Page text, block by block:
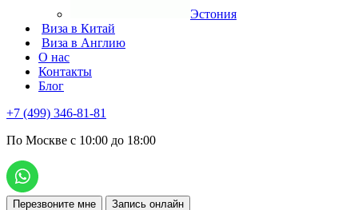
Эстония
Виза в Китай
Виза в Англию
О нас
Контакты
Блог
+7 (499) 346-81-81
По Москве с 10:00 до 18:00
Перезвоните мне Запись онлайн